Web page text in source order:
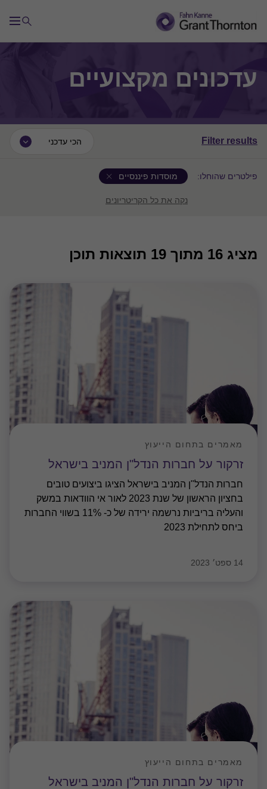
עדכונים מקצועיים
Filter results
פילטרים שהוחלו: מוסדות פיננסיים
נקה את כל הקריטריונים
מציג 16 מתוך 19 תוצאות תוכן
הכי עדכני
זרקור על חברות הנדל"ן המניב בישראל
מאמרים בתחום הייעוץ
חברות הנדל"ן המניב בישראל הציגו ביצועים טובים
בחציון הראשון של שנת 2023 לאור אי הוודאות במשק
והעליה בריביות נרשמה ירידה של כ- 11% בשווי החברות
ביחס לתחילת 2023
14 ספט׳ 2023
זרקור על חברות הנדל"ן המניב בישראל
מאמרים בתחום הייעוץ